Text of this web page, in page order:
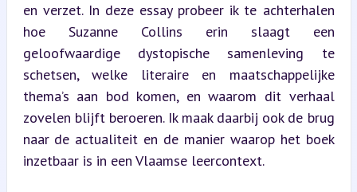
en verzet. In deze essay probeer ik te achterhalen
hoe Suzanne Collins erin slaagt een
geloofwaardige dystopische samenleving te
schetsen, welke literaire en maatschappelijke
thema’s aan bod komen, en waarom dit verhaal
zovelen blijft beroeren. Ik maak daarbij ook de brug
naar de actualiteit en de manier waarop het boek
inzetbaar is in een Vlaamse leercontext.